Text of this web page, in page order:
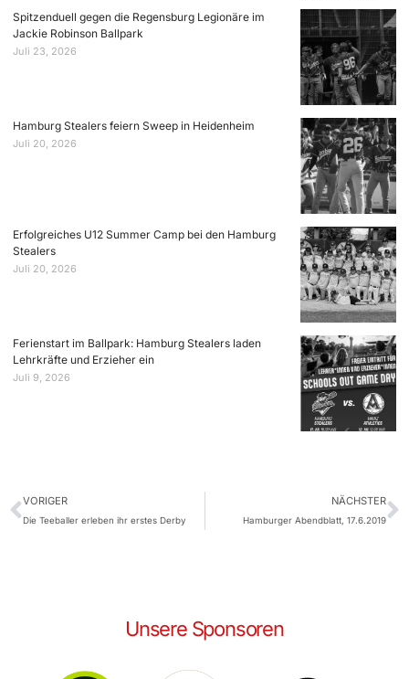
Spitzenduell gegen die Regensburg Legionäre im
Jackie Robinson Ballpark
Juli 23, 2026
Hamburg Stealers feiern Sweep in Heidenheim
Juli 20, 2026
Erfolgreiches U12 Summer Camp bei den Hamburg
Stealers
Juli 20, 2026
Ferienstart im Ballpark: Hamburg Stealers laden
Lehrkräfte und Erzieher ein
Juli 9, 2026
VORIGER
Die Teeballer erleben ihr erstes Derby
NÄCHSTER
Hamburger Abendblatt, 17.6.2019
Unsere Sponsoren